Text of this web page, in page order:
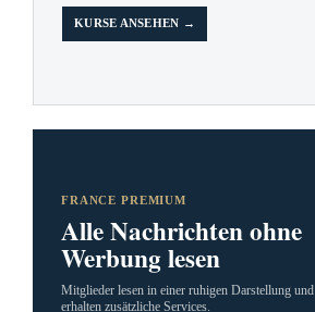
KURSE ANSEHEN →
FRANCE PREMIUM
Alle Nachrichten ohne
Werbung lesen
Mitglieder lesen in einer ruhigen Darstellung und
erhalten zusätzliche Services.